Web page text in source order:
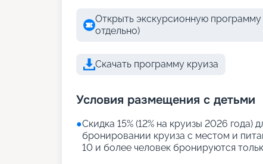
Открыть экскурсионную
отдельно)
Скачать программу круиза
Условия размещения с детьми
●Скидка 15% (12% на круизы 2026 года)
бронировании круиза с местом и
10 и более человек бронируются